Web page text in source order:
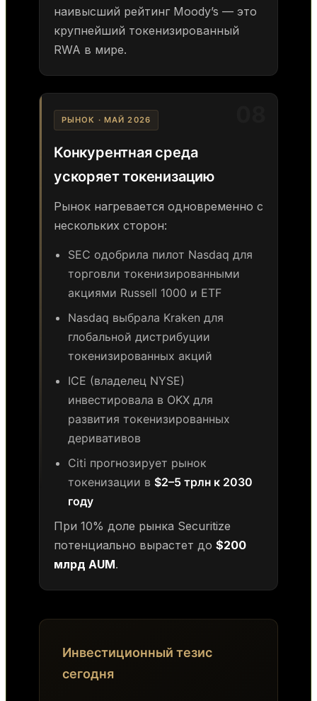
наивысший рейтинг Moody’s — это
крупнейший токенизированный
RWA в мире.
РЫНОК · МАЙ 2026
Конкурентная среда
ускоряет токенизацию
Рынок нагревается одновременно с
нескольких сторон:
SEC одобрила пилот Nasdaq для
торговли токенизированными
акциями Russell 1000 и ETF
Nasdaq выбрала Kraken для
глобальной дистрибуции
токенизированных акций
ICE (владелец NYSE)
инвестировала в OKX для
развития токенизированных
деривативов
Citi прогнозирует рынок
токенизации в $2–5 трлн к 2030
году
При 10% доле рынка Securitize
потенциально вырастет до $200
млрд AUM.
Инвестиционный тезис
сегодня